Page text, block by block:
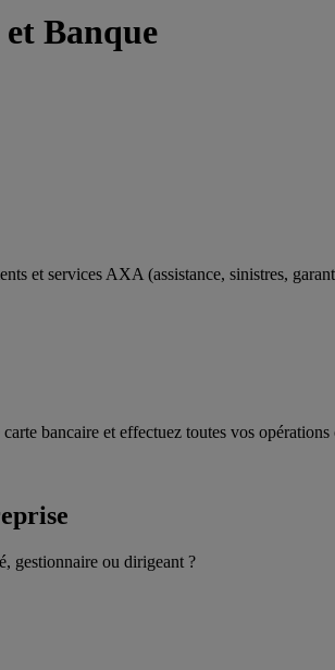
et Banque
et services AXA (assistance, sinistres,
bancaire et effectuez toutes vos opérations
gestionnaire ou dirigeant ?